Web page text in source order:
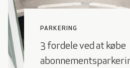
PARKERING
3 fordele ved at købe